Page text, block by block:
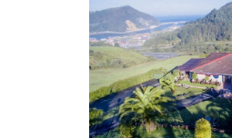
Si vous y allez en
aucun problème
restaurant dispose
parking.